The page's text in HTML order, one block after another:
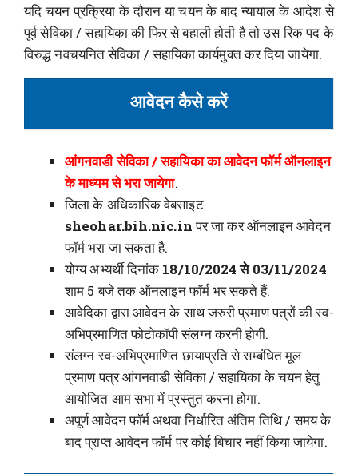
यदि चयन प्रक्रिया के दौरान या चयन के बाद न्यायाल के आदेश से
पूर्व सेविका / सहायिका की फिर से बहाली होती है तो उस रिक पद के
विरुद्ध नवचयनित सेविका / सहायिका कार्यमुक्त कर दिया जायेगा.
आवेदन कैसे करें
आंगनवाडी सेविका / सहायिका का आवेदन फॉर्म ऑनलाइन
के माध्यम से भरा जायेगा.
जिला के अधिकारिक वेबसाइट
sheohar.bih.nic.inपर जा कर ऑनलाइन आवेदन
फॉर्म भरा जा सकता है.
योग्य अभ्यर्थी दिनांक 18/10/2024 से 03/11/2024
शाम 5 बजे तक ऑनलाइन फॉर्म भर सकते हैं.
आवेदिका द्वारा आवेदन के साथ जरुरी प्रमाण पत्रों की स्व-
अभिप्रमाणित फोटोकॉपी संलग्न करनी होगी.
संलग्न स्व-अभिप्रमाणित छायाप्रति से सम्बंधित मूल
प्रमाण पत्र आंगनवाडी सेविका / सहायिका के चयन हेतु
आयोजित आम सभा में प्रस्तुत करना होगा.
अपूर्ण आवेदन फॉर्म अथवा निर्धारित अंतिम तिथि / समय के
बाद प्राप्त आवेदन फॉर्म पर कोई बिचार नहीं किया जायेगा.